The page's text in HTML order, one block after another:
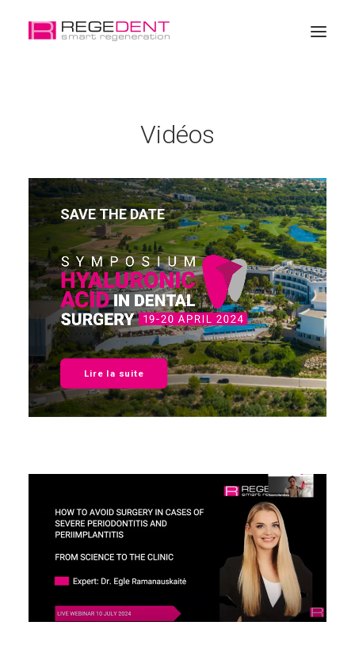
La régénération dentaire
Éducation
A propos de Regedent
Vidéos
SAVE THE DATE
Lire la suite